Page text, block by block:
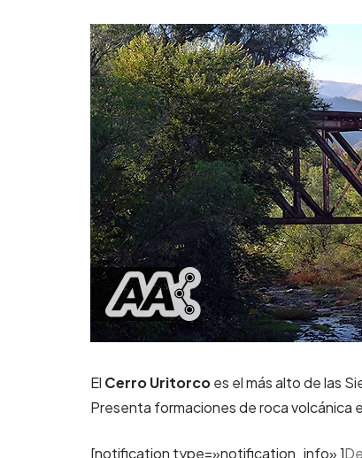
El Cerro Uritorcoes el más alto de las
Presenta formaciones de roca volcánica
[notification type=»notification_info» ]